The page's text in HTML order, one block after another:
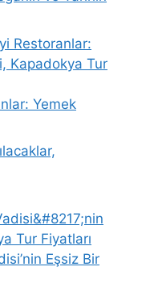
Yemek
Eşsiz Bir